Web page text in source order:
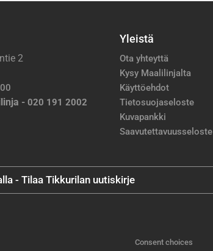
2
- 020 191 2002
Yleistä
Ota yhteyttä
Kysy Maalilinjalta
Käyttöehdot
Tietosuojaseloste
Kuvapankki
Saavutettavuusseloste
- Tilaa Tikkurilan uutiskirje
Consent choices